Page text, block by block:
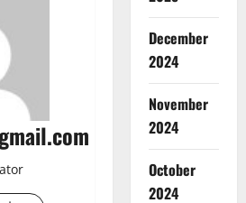
December
2024
November
2024
October
2024